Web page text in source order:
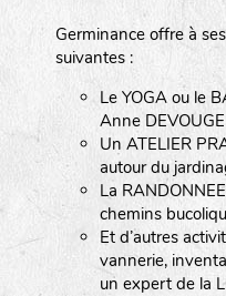
Germinance offre à
suivantes :
Le YOGA ou le
Anne DEVOUGE
Un ATELIER
autour du
La
chemins
Et d’autres
vannerie,
un expert de la